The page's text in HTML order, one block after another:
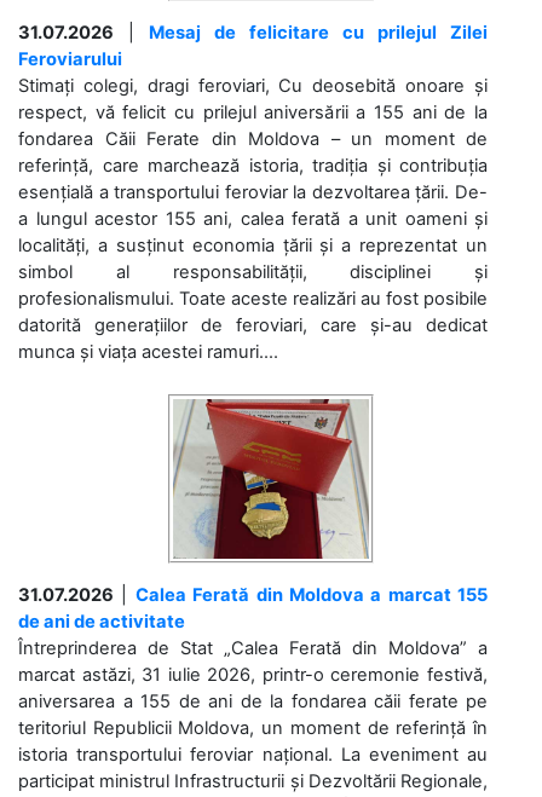
31.07.2026
Mesaj de felicitare cu prilejul Zilei
Feroviarului
Stimați colegi, dragi feroviari, Cu deosebită onoare și
respect, vă felicit cu prilejul aniversării a 155 ani de la
fondarea Căii Ferate din Moldova – un moment de
referință, care marchează istoria, tradiția și contribuția
esențială a transportului feroviar la dezvoltarea țării. De-
a lungul acestor 155 ani, calea ferată a unit oameni și
localități, a susținut economia țării și a reprezentat un
simbol al responsabilității, disciplinei și
profesionalismului. Toate aceste realizări au fost posibile
datorită generațiilor de feroviari, care și-au dedicat
munca și viața acestei ramuri....
31.07.2026
Calea Ferată din Moldova a marcat 155
de ani de activitate
Întreprinderea de Stat „Calea Ferată din Moldova” a
marcat astăzi, 31 iulie 2026, printr-o ceremonie festivă,
aniversarea a 155 de ani de la fondarea căii ferate pe
teritoriul Republicii Moldova, un moment de referință în
istoria transportului feroviar național. La eveniment au
participat ministrul Infrastructurii și Dezvoltării Regionale,